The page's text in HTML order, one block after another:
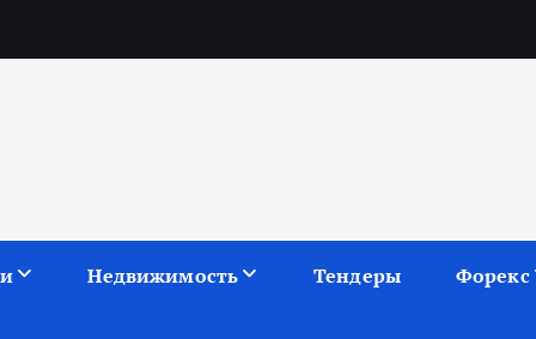
Недвижимость Тендеры Форекс